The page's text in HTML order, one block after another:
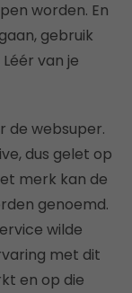
worden. En
gebruik
van je
de websuper.
dus gelet op
merk kan de
genoemd.
wilde
met dit
en op die